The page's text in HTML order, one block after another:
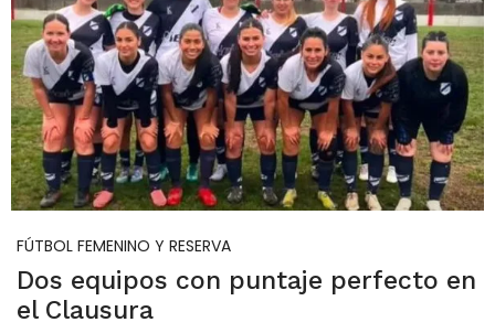
FÚTBOL FEMENINO Y RESERVA
Dos equipos con puntaje perfecto en
el Clausura